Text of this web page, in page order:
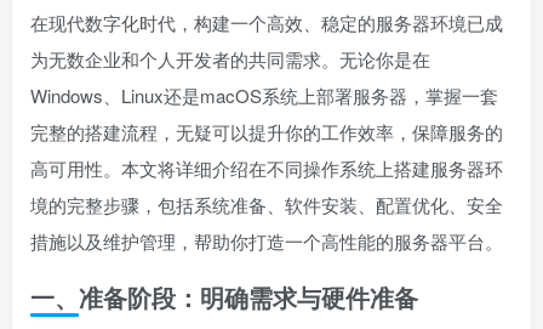
在现代数字化时代，构建一个高效、稳定的服务器环境已成
为无数企业和个人开发者的共同需求。无论你是在
Windows、Linux还是macOS系统上部署服务器，掌握一套
完整的搭建流程，无疑可以提升你的工作效率，保障服务的
高可用性。本文将详细介绍在不同操作系统上搭建服务器环
境的完整步骤，包括系统准备、软件安装、配置优化、安全
措施以及维护管理，帮助你打造一个高性能的服务器平台。
一、准备阶段：明确需求与硬件准备